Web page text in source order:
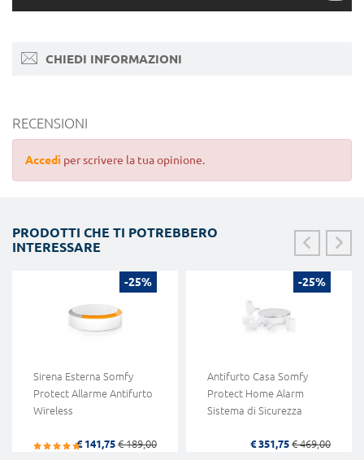
CHIEDI INFORMAZIONI
RECENSIONI
Accedi per scrivere la tua opinione.
PRODOTTI CHE TI POTREBBERO
INTERESSARE
-25%
Sirena Esterna Somfy
Protect Allarme Antifurto
Wireless
€ 141,75 € 189,00
-25%
Antifurto Casa Somfy
Protect Home Alarm
Sistema di Sicurezza
€ 351,75 € 469,00